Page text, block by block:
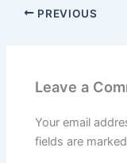
PREVIOUS
Leave a
Your email
fields are marked